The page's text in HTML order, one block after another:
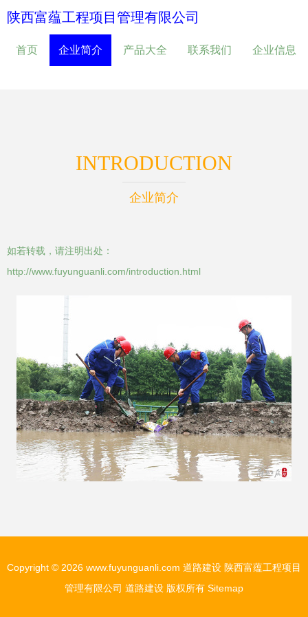
陕西富蕴工程项目管理有限公司
首页 企业简介 产品大全 联系我们 企业信息
INTRODUCTION
企业简介
如若转载，请注明出处：
http://www.fuyunguanli.com/introduction.html
Copyright © 2026 www.fuyunguanli.com 道路建设 陕西富蕴工程项目
管理有限公司 道路建设 版权所有 Sitemap